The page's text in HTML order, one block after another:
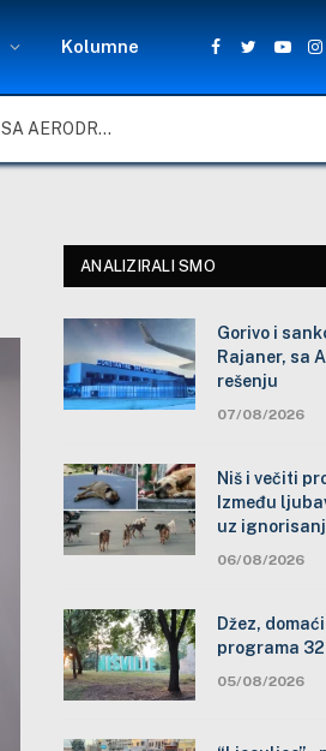
Kolumne
Facebook
Twitter
GORIVO I SANKCIJE NIS-U PROBLEM ZA RAJANER, SA AERODROMA SE NADAJU REŠENJU
ANALIZIRALI SMO
Gorivo i
Rajaner, sa
rešenju
07/08/2026
Niš i večiti
Između
uz
06/08/2026
Džez,
programa
05/08/2026